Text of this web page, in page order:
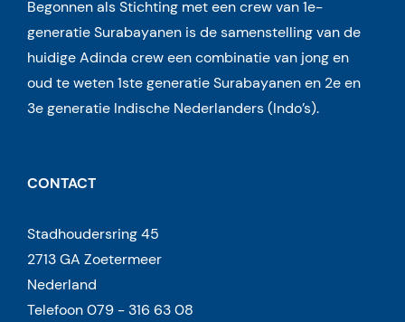
Begonnen als Stichting met een crew van 1e-
generatie Surabayanen is de samenstelling van de
huidige Adinda crew een combinatie van jong en
oud te weten 1ste generatie Surabayanen en 2e en
3e generatie Indische Nederlanders (Indo’s).
CONTACT
Stadhoudersring 45
2713 GA Zoetermeer
Nederland
Telefoon 079 - 316 63 08